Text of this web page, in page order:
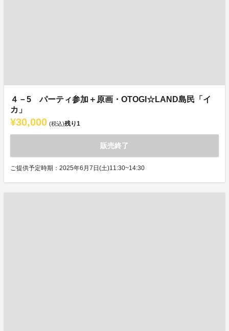
４－5 パーティ参加＋原画・OTOGI☆LAND島民「イ
カ」
¥30,000 (税込)残り1
販売終了
ご提供予定時期：2025年6月7日(土)11:30~14:30